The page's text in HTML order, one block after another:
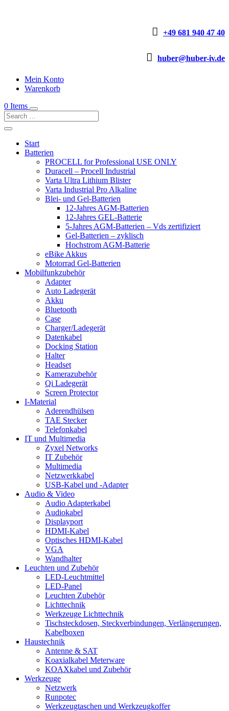
 +49 681 940 47 40
 huber@huber-iv.de
Mein Konto
Warenkorb
0 Items
Start
Batterien
PROCELL for Professional USE ONLY
Duracell – Procell Industrial
Varta Ultra Lithium Blister
Varta Industrial Pro Alkaline
Blei- und Gel-Batterien
12-Jahres AGM-Batterien
12-Jahres GEL-Batterie
5-Jahres AGM-Batterien – Vds zertifiziert
Gel-Batterien – zyklisch
Hochstrom AGM-Batterie
eBike Akkus
Motorrad Gel-Batterien
Mobilfunkzubehör
Adapter
Auto Ladegerät
Akku
Bluetooth
Case
Charger/Ladegerät
Datenkabel
Docking Station
Halter
Headset
Kamerazubehör
Qi Ladegerät
Screen Protector
I-Material
Aderendhülsen
TAE Stecker
Telefonkabel
IT und Multimedia
Zyxel Networks
IT Zubehör
Multimedia
Netzwerkkabel
USB-Kabel und -Adapter
Audio & Video
Audio Adapterkabel
Audiokabel
Displayport
HDMI-Kabel
Optisches HDMI-Kabel
VGA
Wandhalter
Leuchten und Zubehör
LED-Leuchtmittel
LED-Panel
Leuchten Zubehör
Lichttechnik
Werkzeuge Lichttechnik
Tischsteckdosen, Steckverbindungen, Verlängerungen,
Kabelboxen
Haustechnik
Antenne & SAT
Koaxialkabel Meterware
KOAXkabel und Zubehör
Werkzeuge
Netzwerk
Runpotec
Werkzeugtaschen und Werkzeugkoffer